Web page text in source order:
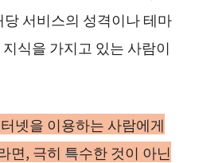
당 서비스의 성격이나 테마
식을 가지고 있는 사람이
넷을 이용하는 사람에게
면, 극히 특수한 것이 아닌